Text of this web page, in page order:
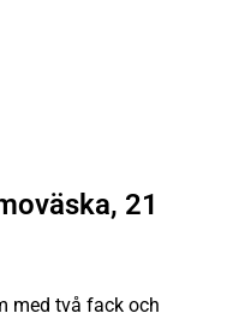
21
med två fack och